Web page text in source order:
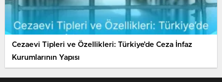
Cezaevi Tipleri ve Özellikleri: Türkiye’de Ceza İnfaz
Kurumlarının Yapısı